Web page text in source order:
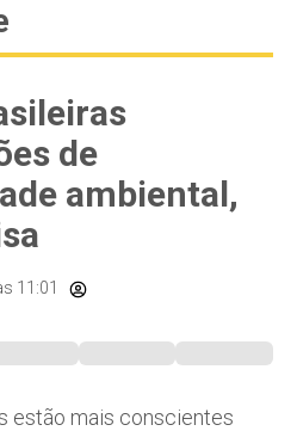
de
ambiental,
11:01
estão mais conscientes